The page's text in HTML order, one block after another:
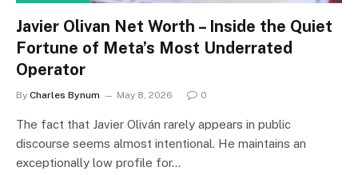
Javier Olivan Net Worth – Inside the Quiet
Fortune of Meta’s Most Underrated
Operator
By Charles Bynum May 8, 2026 0
The fact that Javier Oliván rarely appears in public
discourse seems almost intentional. He maintains an
exceptionally low profile for…